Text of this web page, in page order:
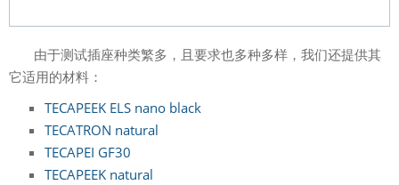
由于测试插座种类繁多，且要求也多种多样，我们还提供其
它适用的材料：
TECAPEEK ELS nano black
TECATRON natural
TECAPEI GF30
TECAPEEK natural